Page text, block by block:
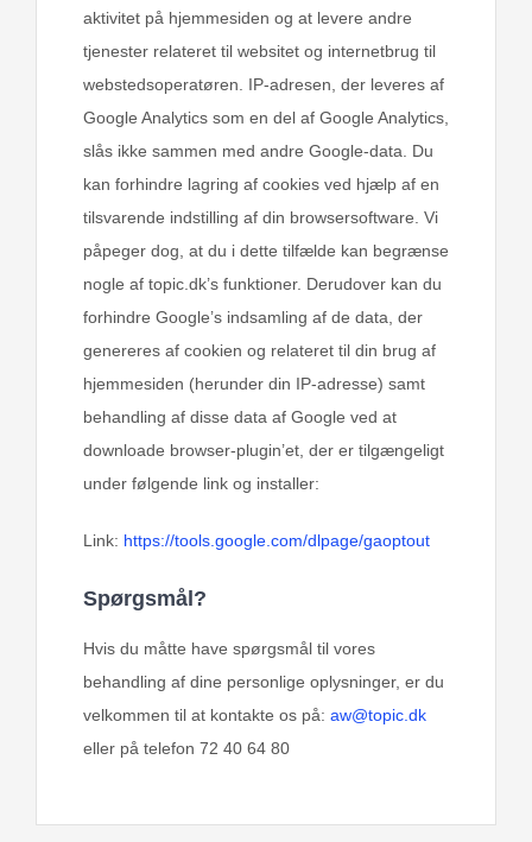
aktivitet på hjemmesiden og at levere andre
tjenester relateret til websitet og internetbrug til
webstedsoperatøren. IP-adresen, der leveres af
Google Analytics som en del af Google Analytics,
slås ikke sammen med andre Google-data. Du
kan forhindre lagring af cookies ved hjælp af en
tilsvarende indstilling af din browsersoftware. Vi
påpeger dog, at du i dette tilfælde kan begrænse
nogle af topic.dk’s funktioner. Derudover kan du
forhindre Google’s indsamling af de data, der
genereres af cookien og relateret til din brug af
hjemmesiden (herunder din IP-adresse) samt
behandling af disse data af Google ved at
downloade browser-plugin’et, der er tilgængeligt
under følgende link og installer:
Link: https://tools.google.com/dlpage/gaoptout
Spørgsmål?
Hvis du måtte have spørgsmål til vores
behandling af dine personlige oplysninger, er du
velkommen til at kontakte os på: aw@topic.dk
eller på telefon 72 40 64 80